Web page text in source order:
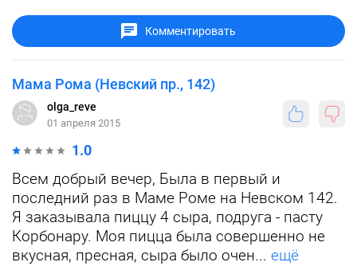
Комментировать
Мама Рома (Невский пр., 142)
olga_reve
01 апреля 2015
1.0
Всем добрый вечер, Была в первый и
последний раз в Маме Роме на Невском 142.
Я заказывала пиццу 4 сыра, подруга - пасту
Корбонару. Моя пицца была совершенно не
вкусная, пресная, сыра было очен... ещё